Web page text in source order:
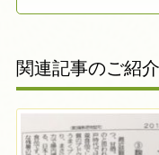
関連記事のご紹介